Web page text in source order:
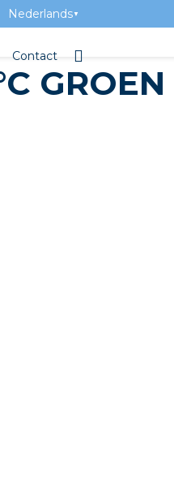
GROEN
Nederlands ▼
Contact